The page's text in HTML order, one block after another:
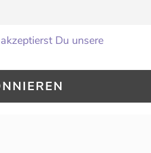
Du unsere